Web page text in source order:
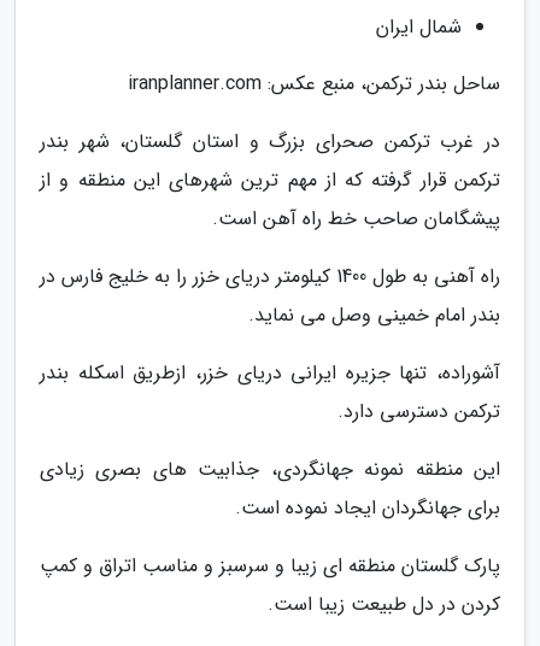
شمال ایران
ساحل بندر ترکمن، منبع عکس: iranplanner.com
در غرب ترکمن صحرای بزرگ و استان گلستان، شهر بندر
ترکمن قرار گرفته که از مهم ترین شهرهای این منطقه و از
پیشگامان صاحب خط راه آهن است.
راه آهنی به طول 1400 کیلومتر دریای خزر را به خلیج فارس در
بندر امام خمینی وصل می نماید.
آشوراده، تنها جزیره ایرانی دریای خزر، ازطریق اسکله بندر
ترکمن دسترسی دارد.
این منطقه نمونه جهانگردی، جذابیت های بصری زیادی
برای جهانگردان ایجاد نموده است.
پارک گلستان منطقه ای زیبا و سرسبز و مناسب اتراق و کمپ
کردن در دل طبیعت زیبا است.